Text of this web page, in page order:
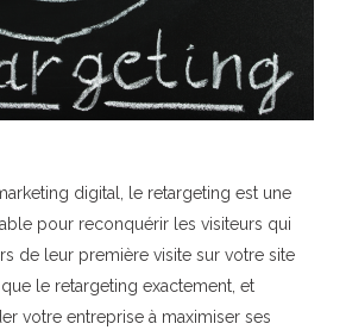
digital, le retargeting est une
pour reconquérir les visiteurs qui
de leur première visite sur votre site
le retargeting exactement, et
votre entreprise à maximiser ses